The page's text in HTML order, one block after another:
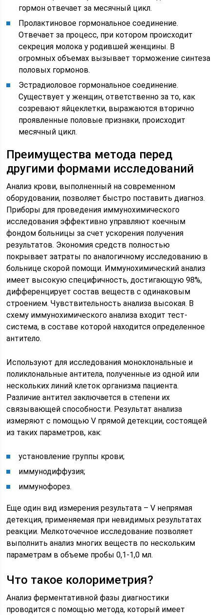
гормон отвечает за месячный цикл.
Пролактиновое гормональное соединение.
Отвечает за процесс, при котором происходит
секреция молока у родившей женщины. В
огромных объемах вызывает торможение синтеза
половых гормонов.
Эстрадиоловое гормональное соединение.
Существует у женщин, ответственно за то, как
созревают яйцеклетки, выражаются вторично
проявленные половые признаки, происходит
месячный цикл.
Преимущества метода перед
другими формами исследований
Анализ крови, выполненный на современном
оборудовании, позволяет быстро поставить диагноз.
Приборы для проведения иммунохимического
исследования эффективно управляют коечным
фондом больницы за счет ускорения получения
результатов. Экономия средств полностью
покрывает затраты по аналогичному исследованию в
больнице скорой помощи. Иммунохимический анализ
имеет высокую специфичность, достигающую 98%,
дифференцирует состав веществ с одинаковым
строением. Чувствительность анализа высокая. В
схему иммунохимического анализа входит тест-
система, в составе которой находится определенное
антитело.
Используют для исследования моноклональные и
поликлональные антитела, полученные из одной или
нескольких линий клеток организма пациента.
Различие антител заключается в степени их
связывающей способности. Результат анализа
измеряют с помощью V прямой детекции, состоящей
из таких параметров, как:
установление группы крови;
иммунодиффузия;
иммунофорез.
Еще один вид измерения результата – V непрямая
детекция, применяемая при невидимых результатах
реакции. Мелкоточечное исследование позволяет
выполнить анализ многих веществ по нескольким
параметрам в объеме пробы 0,1-1,0 мл.
Что такое колориметрия?
Анализ ферментативной фазы диагностики
проводится с помощью метода, который имеет